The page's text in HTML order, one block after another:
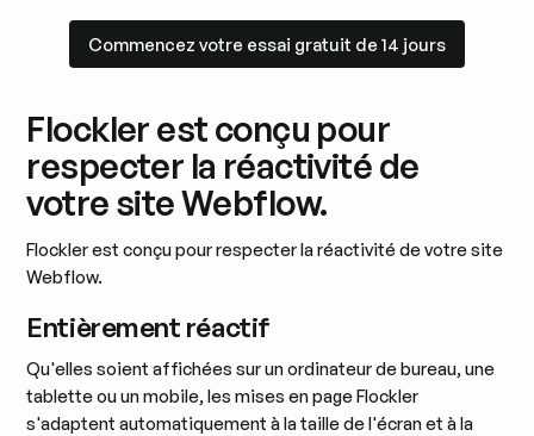
Commencez votre essai gratuit de 14 jours
Flockler est conçu pour
respecter la réactivité de
votre site Webflow.
Flockler est conçu pour respecter la réactivité de votre site
Webflow.
Entièrement réactif
Qu'elles soient affichées sur un ordinateur de bureau, une
tablette ou un mobile, les mises en page Flockler
s'adaptent automatiquement à la taille de l'écran et à la